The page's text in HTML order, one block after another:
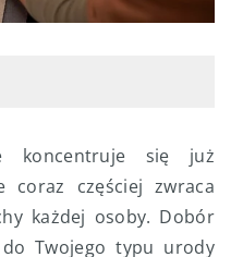
koncentruje się już
coraz częściej zwraca
każdej osoby. Dobór
Twojego typu urody